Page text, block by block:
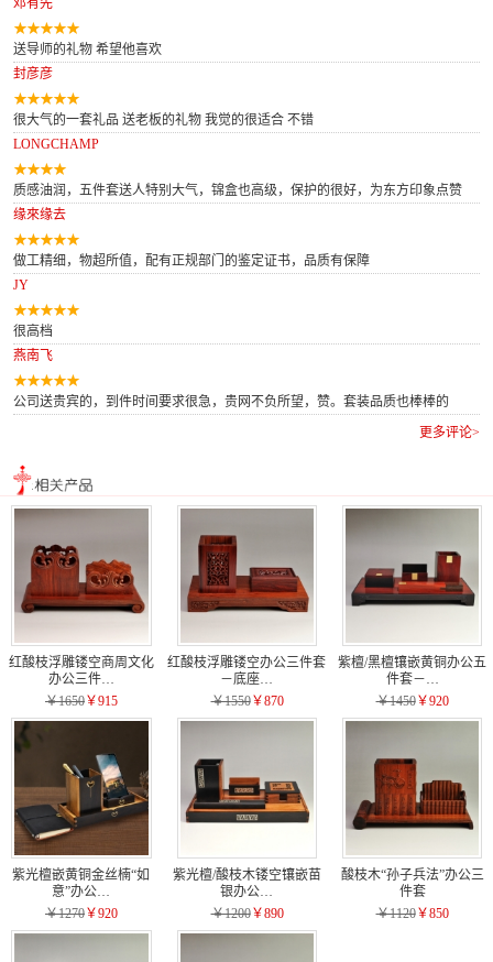
邓有先
送导师的礼物 希望他喜欢
封彦彦
很大气的一套礼品 送老板的礼物 我觉的很适合 不错
LONGCHAMP
质感油润，五件套送人特别大气，锦盒也高级，保护的很好，为东方印象点赞
缘來缘去
做工精细，物超所值，配有正规部门的鉴定证书，品质有保障
JY
很高档
燕南飞
公司送贵宾的，到件时间要求很急，贵网不负所望，赞。套装品质也棒棒的
更多评论>
红酸枝浮雕镂空商周文化
办公三件…
￥1650￥915
红酸枝浮雕镂空办公三件套
－底座…
￥1550￥870
紫檀/黑檀镶嵌黄铜办公五
件套－…
￥1450￥920
紫光檀嵌黄铜金丝楠“如
意”办公…
￥1270￥920
紫光檀/酸枝木镂空镶嵌苗
银办公…
￥1200￥890
酸枝木“孙子兵法”办公三
件套
￥1120￥850